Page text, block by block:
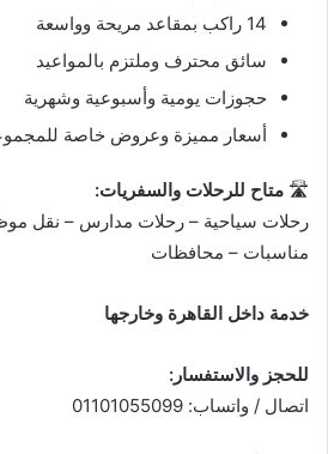
14 راكب بمقاعد مريحة وواسعة
سائق محترف وملتزم بالمواعيد
حجوزات يومية وأسبوعية وشهرية
أسعار مميزة وعروض خاصة
🛣 متاح للرحلات والسفريات:
رحلات سياحية – رحلات مدارس – نقل
مناسبات – محافظات
خدمة داخل القاهرة وخارجها
للحجز والاستفسار:
اتصال / واتساب: 01101055099